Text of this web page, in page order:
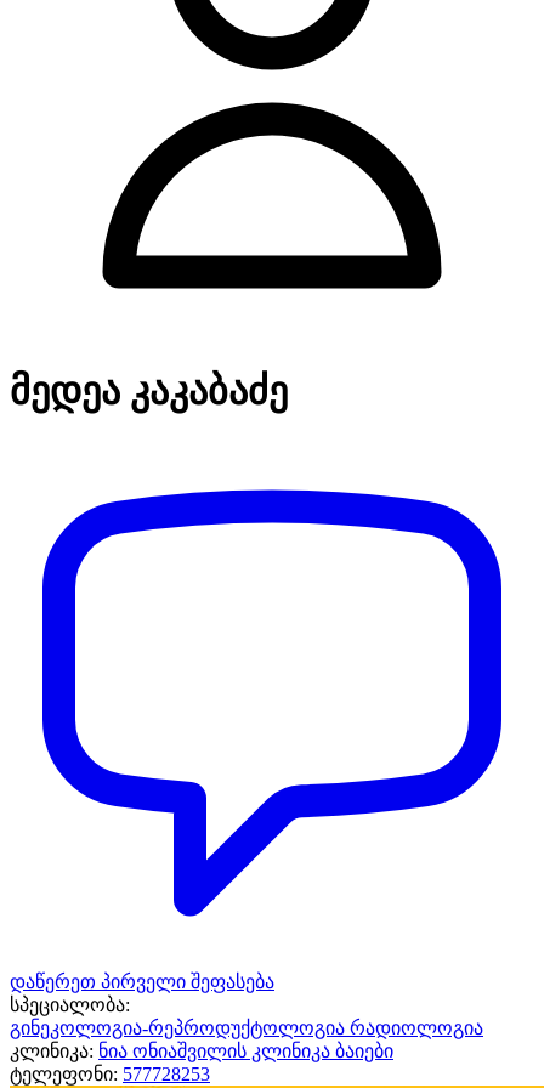
მედეა კაკაბაძე
დაწერეთ პირველი შეფასება
სპეციალობა:
გინეკოლოგია-რეპროდუქტოლოგია რადიოლოგია
კლინიკა: ნია ონიაშვილის კლინიკა ბაიები
ტელეფონი: 577728253